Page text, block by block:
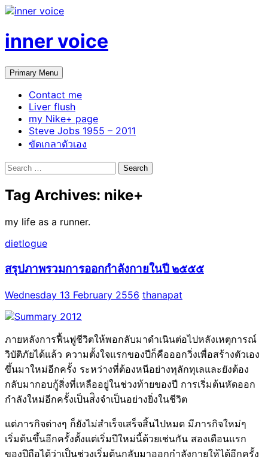
Skip
content
inner voice
Search
Primary Menu
Contact me
Liver flush
my Nike+ page
Steve Jobs 1955 – 2011
ขัดเกลาตัวเอง
Search
for:
Tag Archives: nike+
my life as a runner.
dietlogue
สรุปภาพรวมการออกกำลังกายในปี ๒๕๕๕
Wednesday 13 February 2556 thanapat
ภายหลังการฟื้นฟูชีวิตให้พอกลับมาดำเนินต่อไปหลังเหตุการณ์
วิบัติภัยได้แล้ว ความตั้งใจแรกของปีก็คือออกวิ่งเพื่อสร้างตัวเอง
ขึ้นมาใหม่อีกครั้ง ระหว่างที่ต้องหนีอย่างทุลักทุเลและยังต้อง
กลับมากอบกู้สิ่งที่เหลืออยู่ในช่วงท้ายของปี การเริ่มต้นหัดออก
กำลังใหม่อีกครั้งเป็นส่ิงจำเป็นอย่างยิ่งในชีวิต
แต่ภารกิจต่างๆ ก็ยังไม่สำเร็จเสร็จสิ้นไปหมด มีภารกิจใหม่ๆ
เริ่มต้นขึ้นอีกครั้งตั้งแต่เริ่มปีใหม่นี้ด้วยเช่นกัน สองเดือนแรก
ของปีถือได้ว่าเป็นช่วงเริ่มต้นกลับมาออกกำลังกายให้ได้อีกครั้ง